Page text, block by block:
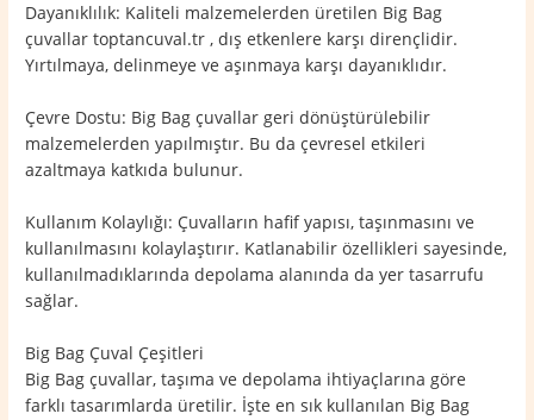
Dayanıklılık: Kaliteli malzemelerden üretilen Big Bag
çuvallar toptancuval.tr , dış etkenlere karşı dirençlidir.
Yırtılmaya, delinmeye ve aşınmaya karşı dayanıklıdır.
Çevre Dostu: Big Bag çuvallar geri dönüştürülebilir
malzemelerden yapılmıştır. Bu da çevresel etkileri
azaltmaya katkıda bulunur.
Kullanım Kolaylığı: Çuvalların hafif yapısı, taşınmasını ve
kullanılmasını kolaylaştırır. Katlanabilir özellikleri sayesinde,
kullanılmadıklarında depolama alanında da yer tasarrufu
sağlar.
Big Bag Çuval Çeşitleri
Big Bag çuvallar, taşıma ve depolama ihtiyaçlarına göre
farklı tasarımlarda üretilir. İşte en sık kullanılan Big Bag